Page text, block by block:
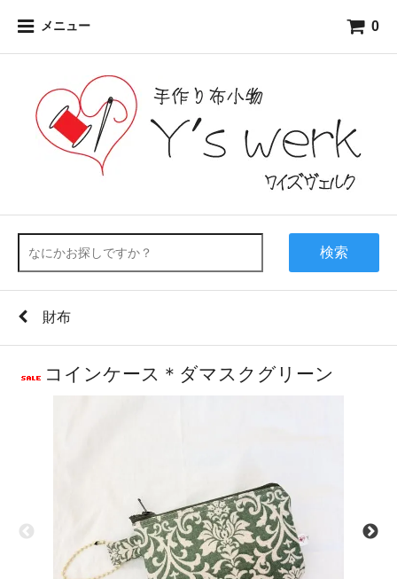
メニュー 0
検索
財布
コインケース＊ダマスクグリーン